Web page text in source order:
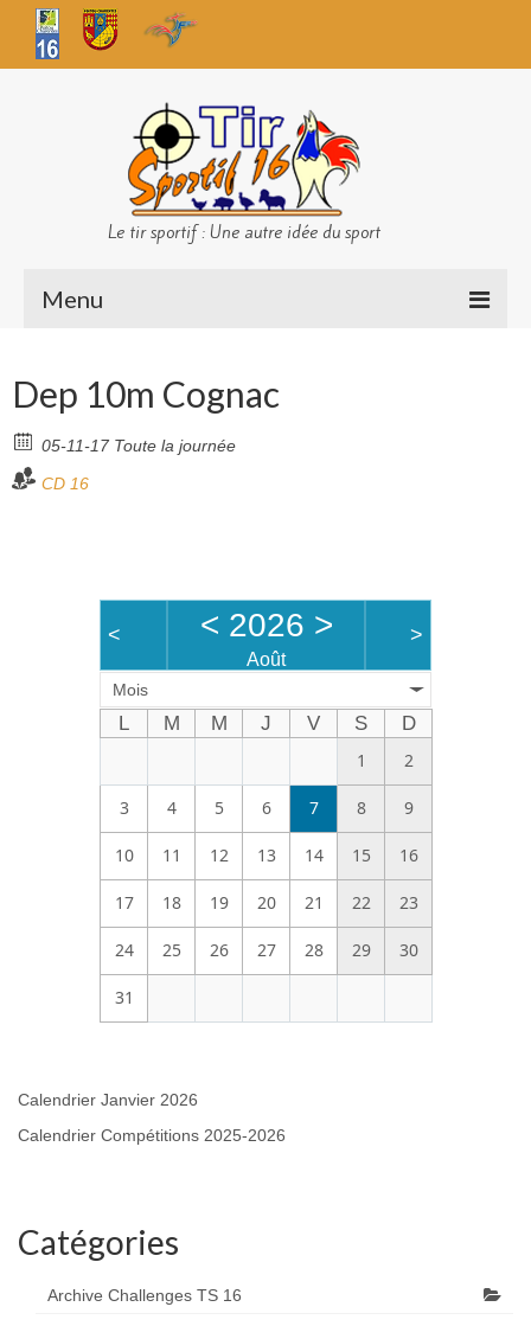
Le tir sportif : Une autre idée du sport
Menu
Sécurité
Challenges TS 16
Vidéos
Dep 10m Cognac
05-11-17 Toute la journée
CD 16
< < 2026 >
Août
>
Mois
L M M J V S
D
1
2
3 4 5 6 7 8 9
10 11 12 13 14 15 16
17 18 19 20 21 22 23
24 25 26 27 28 29 30
31
Calendrier Janvier 2026
Calendrier Compétitions 2025-2026
Catégories
Archive Challenges TS 16